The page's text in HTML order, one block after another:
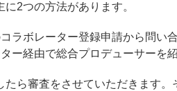
2つの方法があります。
ラボレーター登録申請から問い合
ー経由で総合プロデューサーを
たら審査をさせていただきます